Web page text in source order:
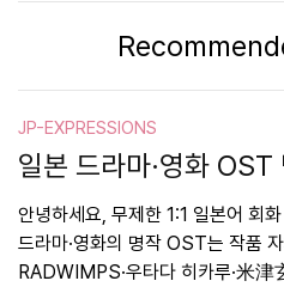
JP-EXPRESSIONS
일본 드라마·영화
안녕하세요, 무제한 1:1 일본어 회
드라마·영화의 명작 OST는 작품
RADWIMPS·우타다 히카루·米津